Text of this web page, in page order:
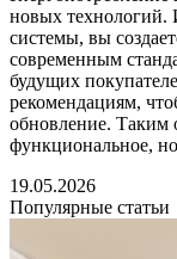
новых технологий.
системы, вы
современным
будущих
рекомендациям,
обновление. Таким
функциональное,
19.05.2026
Популярные статьи